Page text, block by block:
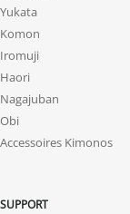
Yukata
Komon
Iromuji
Haori
Nagajuban
Obi
Accessoires Kimonos
SUPPORT